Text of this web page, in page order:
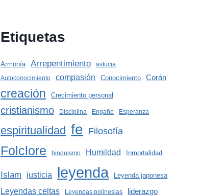
Etiquetas
Armonía Arrepentimiento
astucia
Autoconocimiento
compasión Conocimiento Corán
creación Crecimiento personal
cristianismo Disciplina Engaño Esperanza
espiritualidad fe Filosofía
Folclore hinduismo Humildad Inmortalidad
Islam justicia leyenda Leyenda japonesa
Leyendas celtas Leyendas polinesias liderazgo